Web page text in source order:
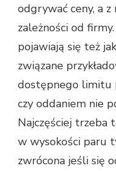
odgrywać ceny, a
zależności od
pojawiają się też
związane
dostępnego limitu
czy oddaniem nie
Najczęściej trzeba
w wysokości paru
zwrócona jeśli się